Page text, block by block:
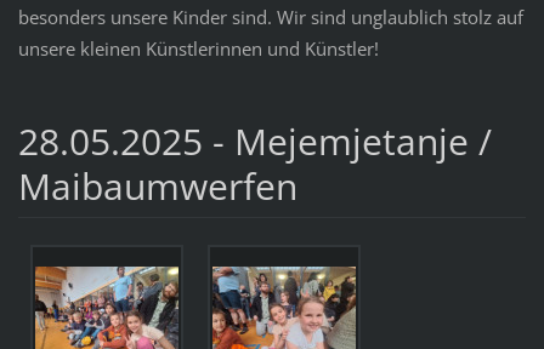
besonders unsere Kinder sind. Wir sind unglaublich stolz auf
unsere kleinen Künstlerinnen und Künstler!
28.05.2025 - Mejemjetanje /
Maibaumwerfen